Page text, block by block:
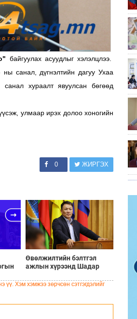
байгуулах асуудлыг хэлэлцлээ.
санал, дүгнэлтийн дагуу Ухаа
хураалт явуулсан бөгөөд
улмаар ирэх долоо хоногийн
0 ЖИРГЭХ
Өвөлжилтийн бэлтгэл
ажлын хүрээнд Шадар
Дорноговь аймагт
үү. Хэм хэмжээ зөрчсөн сэтгэгдэлийг